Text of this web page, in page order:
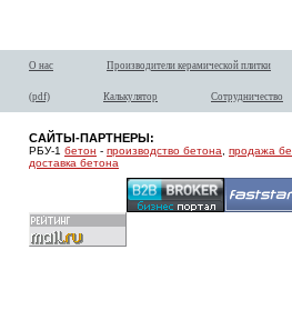
О нас Производители керамической плитки
(pdf) Калькулятор Сотрудничество
САЙТЫ-ПАРТНЕРЫ:
РБУ-1 бетон - производство бетона
продажа
доставка бетона